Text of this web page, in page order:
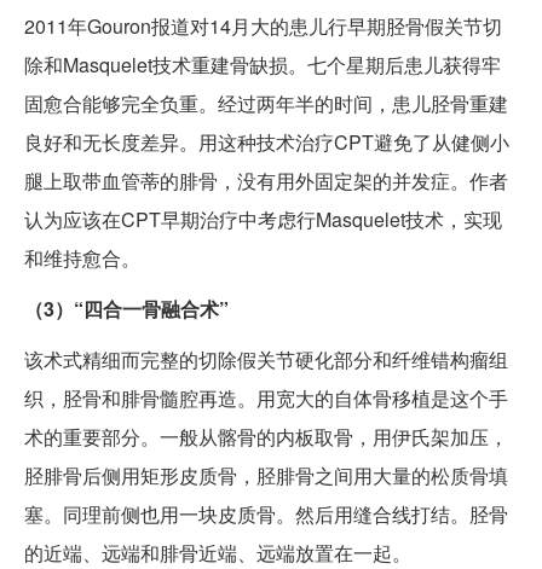
2011年Gouron报道对14月大的患儿行早期胫骨假关节切
除和Masquelet技术重建骨缺损。七个星期后患儿获得牢
固愈合能够完全负重。经过两年半的时间，患儿胫骨重建
良好和无长度差异。用这种技术治疗CPT避免了从健侧小
腿上取带血管蒂的腓骨，没有用外固定架的并发症。作者
认为应该在CPT早期治疗中考虑行Masquelet技术，实现
和维持愈合。
（3）“四合一骨融合术”
该术式精细而完整的切除假关节硬化部分和纤维错构瘤组
织，胫骨和腓骨髓腔再造。用宽大的自体骨移植是这个手
术的重要部分。一般从髂骨的内板取骨，用伊氏架加压，
胫腓骨后侧用矩形皮质骨，胫腓骨之间用大量的松质骨填
塞。同理前侧也用一块皮质骨。然后用缝合线打结。胫骨
的近端、远端和腓骨近端、远端放置在一起。